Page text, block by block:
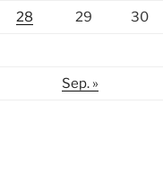
28 29 30
Sep. »